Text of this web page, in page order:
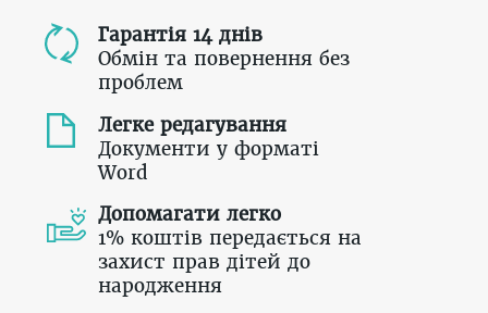
Гарантія 14 днів
Обмін та повернення без
проблем
Легке редагування
Документи у форматі
Word
Допомагати легко
1% коштів передається на
захист прав дітей до
народження